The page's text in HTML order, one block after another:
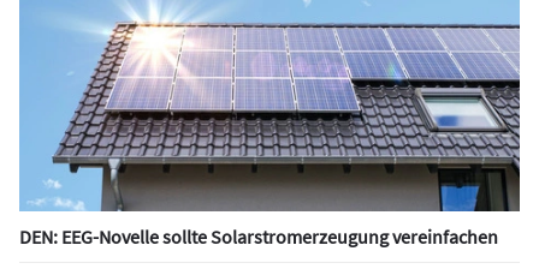
DEN: EEG-Novelle sollte Solarstromerzeugung vereinfachen